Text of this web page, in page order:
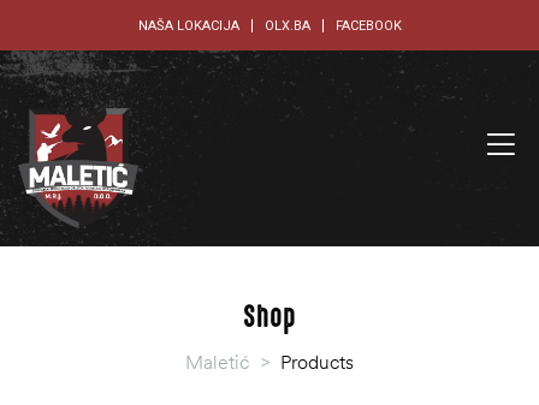
NAŠA LOKACIJA OLX.BA FACEBOOK
Shop
Maletić > Products